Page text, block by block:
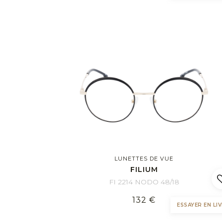
LUNETTES DE VUE
FILIUM
FI 2214 NODO 48/18
132 €
ESSAYER EN